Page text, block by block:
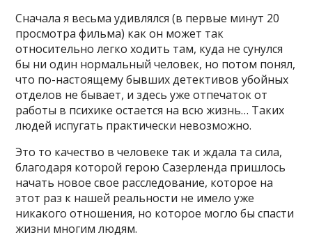
Сначала я весьма удивлялся (в первые минут 20
просмотра фильма) как он может так
относительно легко ходить там, куда не сунулся
бы ни один нормальный человек, но потом понял,
что по-настоящему бывших детективов убойных
отделов не бывает, и здесь уже отпечаток от
работы в психике остается на всю жизнь… Таких
людей испугать практически невозможно.
Это то качество в человеке так и ждала та сила,
благодаря которой герою Сазерленда пришлось
начать новое свое расследование, которое на
этот раз к нашей реальности не имело уже
никакого отношения, но которое могло бы спасти
жизни многим людям.